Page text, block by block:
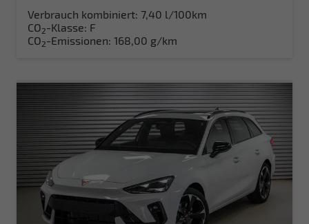
Verbrauch kombiniert: 7,40 l/100km
CO2-Klasse: F
CO2-Emissionen: 168,00 g/km